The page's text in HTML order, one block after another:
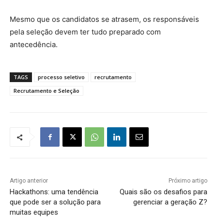
Mesmo que os candidatos se atrasem, os responsáveis
pela seleção devem ter tudo preparado com
antecedência.
TAGS processo seletivo
recrutamento
Recrutamento e Seleção
Artigo anterior
Hackathons: uma tendência
que pode ser a solução para
muitas equipes
Próximo artigo
Quais são os desafios para
gerenciar a geração Z?